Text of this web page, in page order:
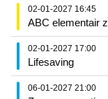
02-01-2027 16:45
ABC elementair
02-01-2027 17:00
Lifesaving
06-01-2027 21:00